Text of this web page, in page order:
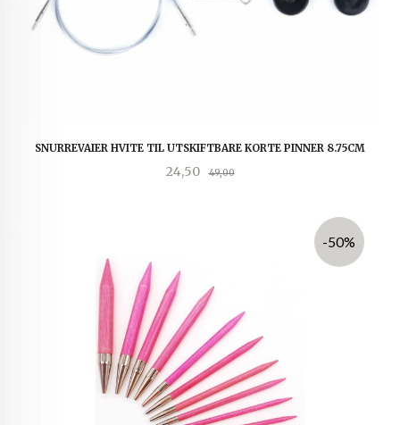
SNURREVAIER HVITE TIL UTSKIFTBARE KORTE PINNER 8.75CM
Tilbud
24,50 49,00Rabatt
-50%